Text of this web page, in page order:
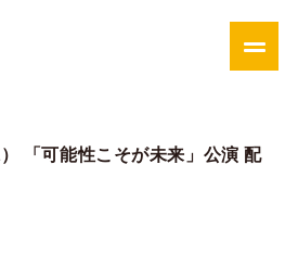
「可能性こそが未来」公演 配